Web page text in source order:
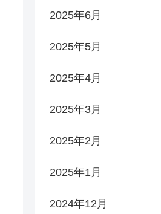
2025年6月
2025年5月
2025年4月
2025年3月
2025年2月
2025年1月
2024年12月